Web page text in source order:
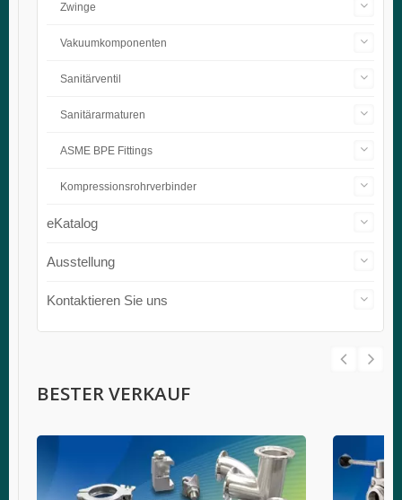
Zwinge
Vakuumkomponenten
Sanitärventil
Sanitärarmaturen
ASME BPE Fittings
Kompressionsrohrverbinder
eKatalog
Ausstellung
Kontaktieren Sie uns
BESTER VERKAUF